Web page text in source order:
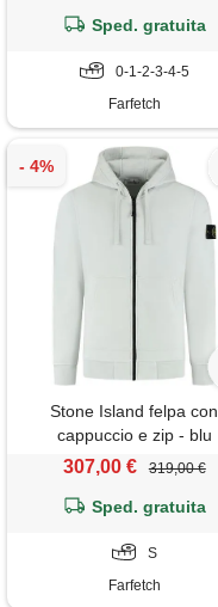
Sped. gratuita
0-1-2-3-4-5
Farfetch
Stone Island felpa con
cappuccio e zip - blu
307,00 € 319,00 €
Sped. gratuita
S
Farfetch